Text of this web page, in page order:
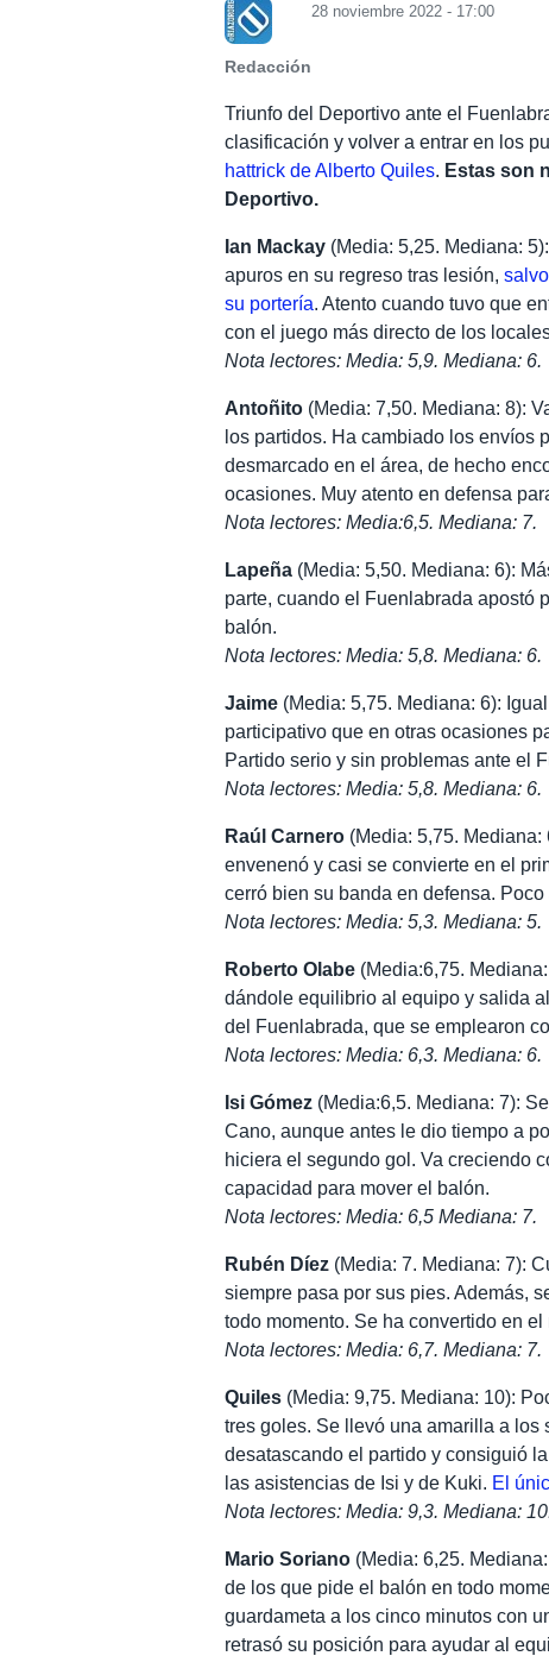
Redacción
28 noviembre 2022 - 17:00
Triunfo del Deportivo ante el
clasificación y volver a entrar en los
hattrick de Alberto Quiles. Estas son
Deportivo.
Ian Mackay (Media: 5,25. Mediana:
apuros en su regreso tras lesión,
su portería. Atento cuando tuvo que
con el juego más directo de los
Nota lectores: Media: 5,9. Mediana: 6.
Antoñito (Media: 7,50. Mediana: 8):
los partidos. Ha cambiado los envíos
desmarcado en el área, de hecho
ocasiones. Muy atento en defensa
Nota lectores: Media:6,5. Mediana: 7.
Lapeña (Media: 5,50. Mediana: 6):
parte, cuando el Fuenlabrada apostó
balón.
Nota lectores: Media: 5,8. Mediana: 6.
Jaime (Media: 5,75. Mediana: 6):
participativo que en otras ocasiones
Partido serio y sin problemas ante el
Nota lectores: Media: 5,8. Mediana: 6.
Raúl Carnero (Media: 5,75.
envenenó y casi se convierte en el
cerró bien su banda en defensa.
Nota lectores: Media: 5,3. Mediana: 5.
Roberto Olabe (Media:6,75.
dándole equilibrio al equipo y salida
del Fuenlabrada, que se emplearon
Nota lectores: Media: 6,3. Mediana: 6.
Isi Gómez (Media:6,5. Mediana: 7):
Cano, aunque antes le dio tiempo a
hiciera el segundo gol. Va creciendo
capacidad para mover el balón.
Nota lectores: Media: 6,5 Mediana: 7.
Rubén Díez (Media: 7. Mediana: 7):
siempre pasa por sus pies. Además,
todo momento. Se ha convertido en
Nota lectores: Media: 6,7. Mediana: 7.
Quiles (Media: 9,75. Mediana: 10):
tres goles. Se llevó una amarilla a los
desatascando el partido y consiguió
las asistencias de Isi y de Kuki. El
Nota lectores: Media: 9,3. Mediana:
Mario Soriano (Media: 6,25.
de los que pide el balón en todo
guardameta a los cinco minutos con
retrasó su posición para ayudar al